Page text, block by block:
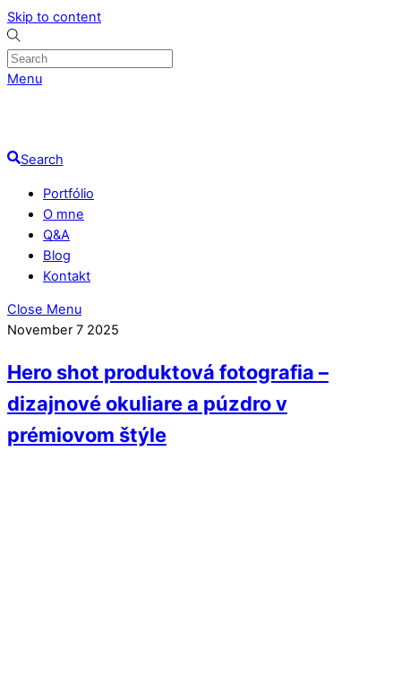
Skip to content
Menu
Search
Portfólio
O mne
Q&A
Blog
Kontakt
Close Menu
November 7 2025
Hero shot produktová fotografia –
dizajnové okuliare a púzdro v
prémiovom štýle